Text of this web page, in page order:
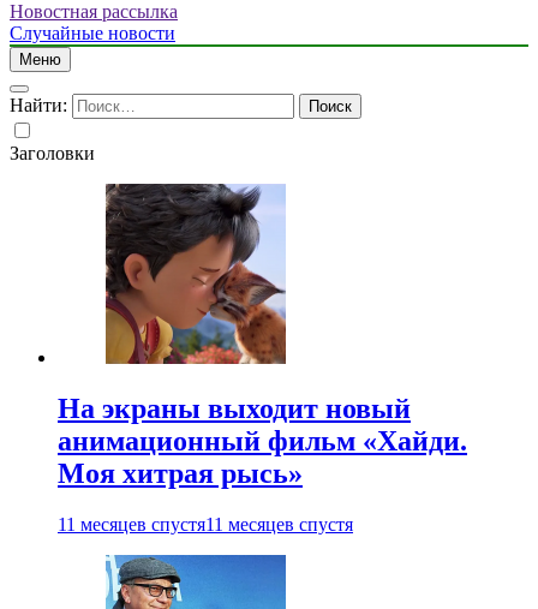
Новостная рассылка
Случайные новости
Меню
Найти:
Заголовки
На экраны выходит новый
анимационный фильм «Хайди.
Моя хитрая рысь»
11 месяцев спустя11 месяцев спустя